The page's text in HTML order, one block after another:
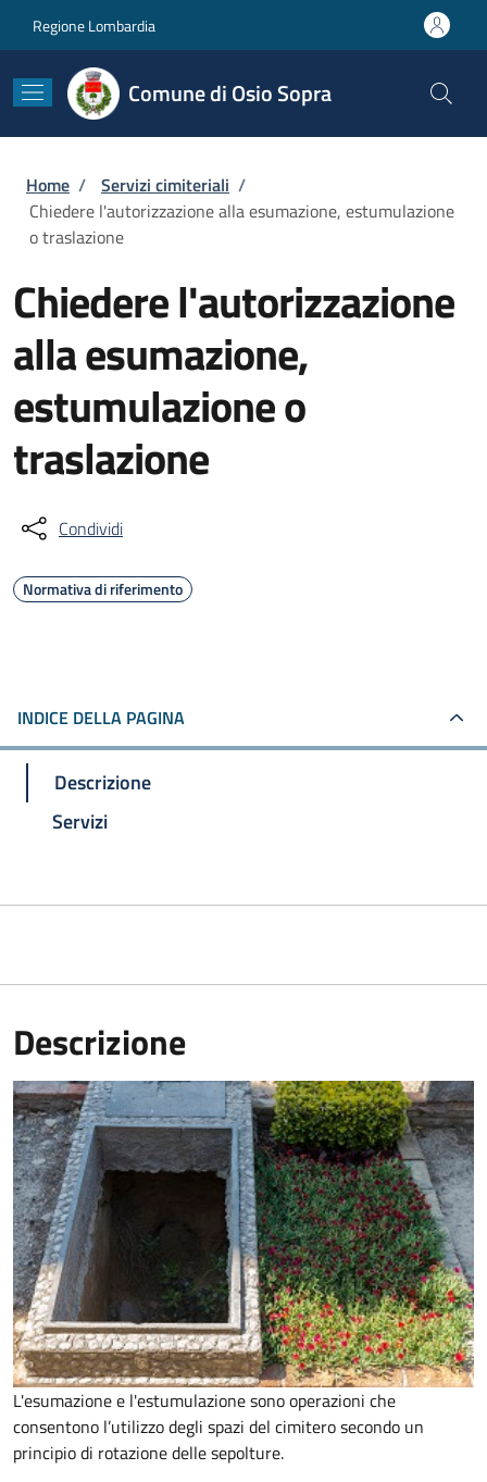
Regione Lombardia
Comune di Osio Sopra
Briciole di pane
Home / Servizi cimiteriali /
Chiedere l'autorizzazione alla esumazione, estumulazione
o traslazione
Chiedere l'autorizzazione
alla esumazione,
estumulazione o
traslazione
Condividi
Normativa di riferimento
INDICE DELLA PAGINA
Descrizione
Servizi
Descrizione
L'esumazione e l'estumulazione sono operazioni che
consentono l’utilizzo degli spazi del cimitero secondo un
principio di rotazione delle sepolture.